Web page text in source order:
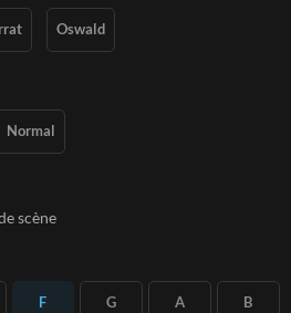
Oswald
Normal
scène
F G A B